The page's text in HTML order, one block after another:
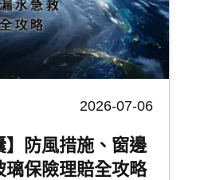
2026-07-06
】防風措施、窗邊
璃保險理賠全攻略